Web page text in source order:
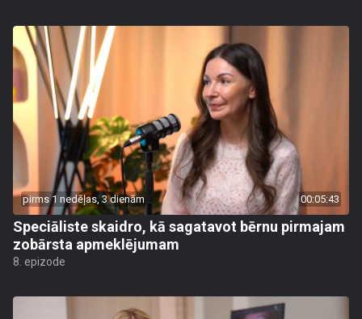
pirms 1 nedēļas, 3 dienām 00:05:43
Speciāliste skaidro, kā sagatavot bērnu pirmajam
zobārsta apmeklējumam
8. epizode